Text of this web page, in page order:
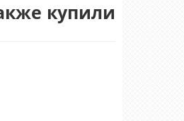
купили